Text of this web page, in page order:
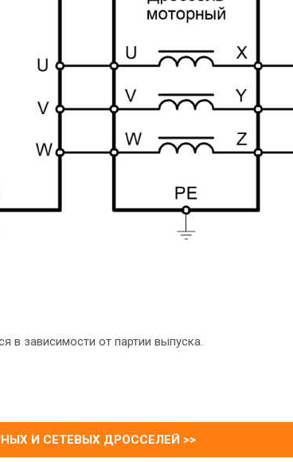
в зависимости от партии выпуска.
И СЕТЕВЫХ ДРОССЕЛЕЙ >>